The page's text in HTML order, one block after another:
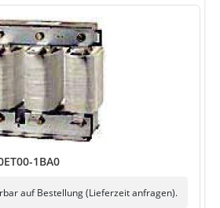
1BA0
auf Bestellung (Lieferzeit anfragen).